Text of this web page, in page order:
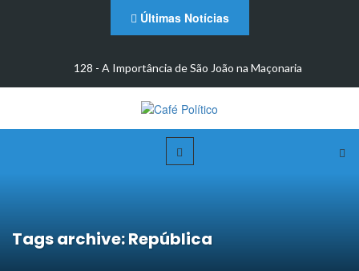
Últimas Notícias
128 - A Importância de São João na Maçonaria
Tags archive: República